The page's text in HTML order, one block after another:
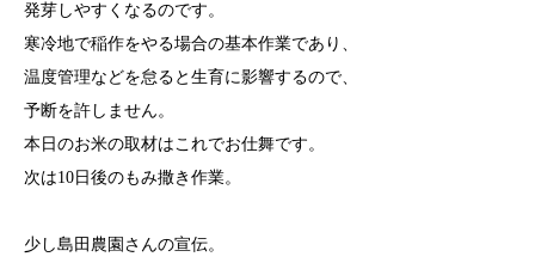
発芽しやすくなるのです。
寒冷地で稲作をやる場合の基本作業であり、
温度管理などを怠ると生育に影響するので、
予断を許しません。
本日のお米の取材はこれでお仕舞です。
次は10日後のもみ撒き作業。
少し島田農園さんの宣伝。